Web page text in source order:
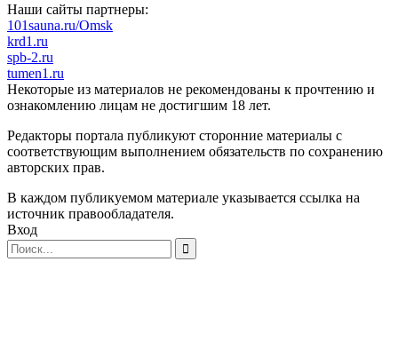
Наши сайты партнеры:
101sauna.ru/Omsk
krd1.ru
spb-2.ru
tumen1.ru
Некоторые из материалов не рекомендованы к прочтению и
ознакомлению лицам не достигшим 18 лет.
Редакторы портала публикуют сторонние материалы с
соответствующим выполнением обязательств по сохранению
авторских прав.
В каждом публикуемом материале указывается ссылка на
источник правообладателя.
Вход